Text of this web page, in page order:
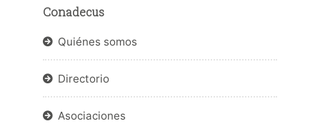
Conadecus
Quiénes somos
Directorio
Asociaciones